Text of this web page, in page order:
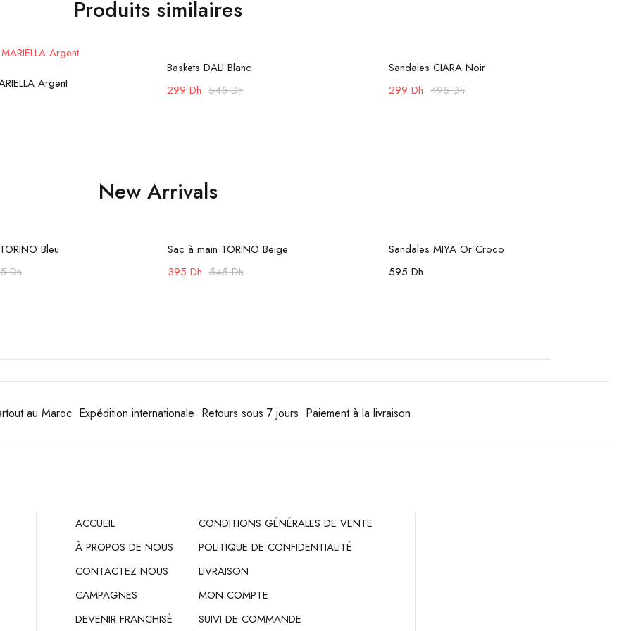
Produits similaires
Choix des options
Argent
Choix des options
Baskets DALI Blanc
545Dh
299Dh
Choix des options
Sandales CIARA Noir
495Dh
299Dh
New Arrivals
Ajouter au panier
Bleu
Dh
Ajouter au panier
Sac à main TORINO Beige
545Dh
395 Dh
Choix des options
Sandales MIYA Or Croco
595Dh
au Maroc Expédition internationale Retours sous 7 jours Paiement à la livraison
ACCUEIL
À PROPOS DE NOUS
CONTACTEZ NOUS
CAMPAGNES
DEVENIR FRANCHISÉ
CONDITIONS GÉNÉRALES DE VENTE
POLITIQUE DE CONFIDENTIALITÉ
LIVRAISON
MON COMPTE
SUIVI DE COMMANDE